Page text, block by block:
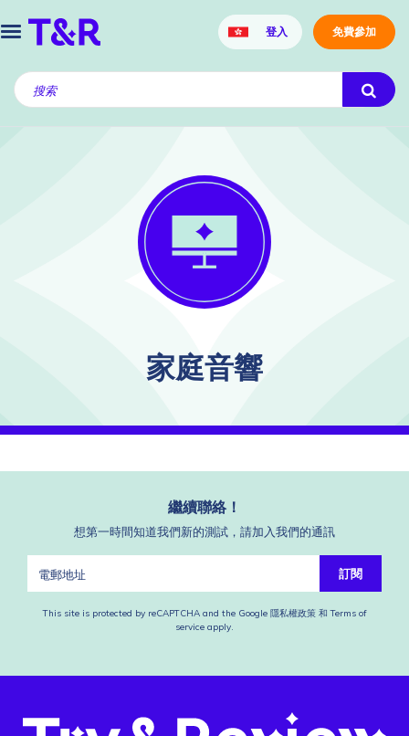
登入 免費參加
家庭音響
繼續聯絡！
想第一時間知道我們新的測試，請加入我們的通訊
訂閱
This site is protected by reCAPTCHA and the Google 隱私權政策 和 Terms of
service apply.